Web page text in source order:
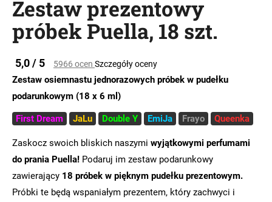
Zestaw prezentowy
próbek Puella, 18 szt.
Średnia
produktu
wynosi
na
gwiazdek.
5,0 / 5 5966 ocen Szczegóły oceny
Zestaw osiemnastu jednorazowych próbek w pudełku
podarunkowym (18 x 6 ml)
First Dream JaLu Double Y EmiJa Frayo Queenka
Zaskocz swoich bliskich naszymi wyjątkowymi perfumami
do prania Puella! Podaruj im zestaw podarunkowy
zawierający 18 próbek w pięknym pudełku prezentowym.
Próbki te będą wspaniałym prezentem, który zachwyci i
P
o
l
e
c
a
m
y